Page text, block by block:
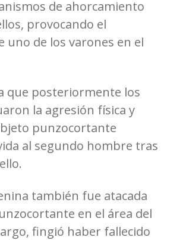
de ahorcamiento
provocando el
uno de los varones en el
que posteriormente los
la agresión física y
punzocortante
al segundo hombre tras
también fue atacada
en el área del
fingió haber fallecido